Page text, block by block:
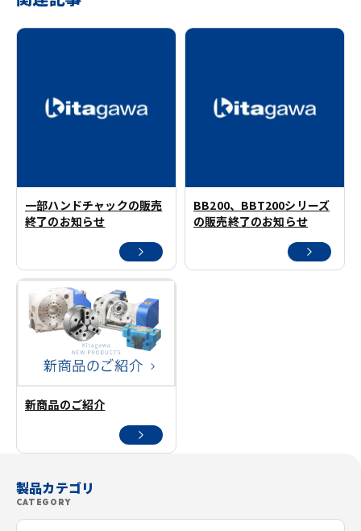
製品カテゴリ
CATEGORY
一部ハンドチャックの販売
終了のお知らせ
BB200、BBT200シリーズ
の販売終了のお知らせ
新商品のご紹介